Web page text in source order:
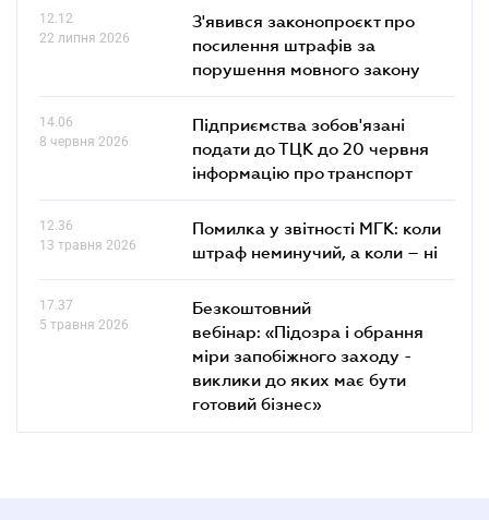
12.12
22 липня 2026
З'явився законопроєкт про
посилення штрафів за
порушення мовного закону
14.06
8 червня 2026
Підприємства зобов'язані
подати до ТЦК до 20 червня
інформацію про транспорт
12.36
13 травня 2026
Помилка у звітності МГК: коли
штраф неминучий, а коли – ні
17.37
5 травня 2026
Безкоштовний
вебінар: «Підозра і обрання
міри запобіжного заходу -
виклики до яких має бути
готовий бізнес»